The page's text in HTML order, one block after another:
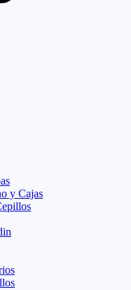
y Cajas